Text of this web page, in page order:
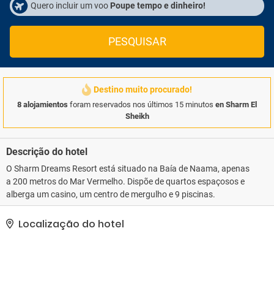
Quero incluir um voo Poupe tempo e dinheiro!
PESQUISAR
Destino muito procurado!
8 alojamientos foram reservados nos últimos 15 minutos en Sharm El
Sheikh
Descrição do hotel
O Sharm Dreams Resort está situado na Baía de Naama, apenas
a 200 metros do Mar Vermelho. Dispõe de quartos espaçosos e
alberga um casino, um centro de mergulho e 9 piscinas.
Localização do hotel